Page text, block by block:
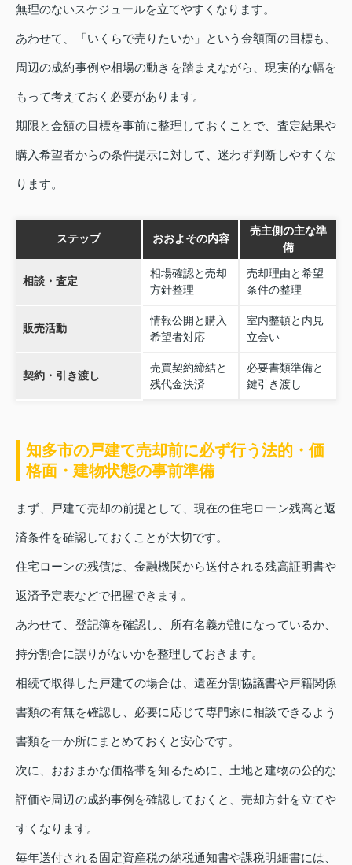
無理のないスケジュールを立てやすくなります。
あわせて、「いくらで売りたいか」という金額面の目標も、
周辺の成約事例や相場の動きを踏まえながら、現実的な幅を
もって考えておく必要があります。
期限と金額の目標を事前に整理しておくことで、査定結果や
購入希望者からの条件提示に対して、迷わず判断しやすくな
ります。
ステップ おおよその内容
売主側の主な準
備
相談・査定
相場確認と売却
方針整理
売却理由と希望
条件の整理
販売活動
情報公開と購入
希望者対応
室内整頓と内見
立会い
契約・引き渡し
売買契約締結と
残代金決済
必要書類準備と
鍵引き渡し
知多市の戸建て売却前に必ず行う法的・価
格面・建物状態の事前準備
まず、戸建て売却の前提として、現在の住宅ローン残高と返
済条件を確認しておくことが大切です。
住宅ローンの残債は、金融機関から送付される残高証明書や
返済予定表などで把握できます。
あわせて、登記簿を確認し、所有名義が誰になっているか、
持分割合に誤りがないかを整理しておきます。
相続で取得した戸建ての場合は、遺産分割協議書や戸籍関係
書類の有無を確認し、必要に応じて専門家に相談できるよう
書類を一か所にまとめておくと安心です。
次に、おおまかな価格帯を知るために、土地と建物の公的な
評価や周辺の成約事例を確認しておくと、売却方針を立てや
すくなります。
毎年送付される固定資産税の納税通知書や課税明細書には、